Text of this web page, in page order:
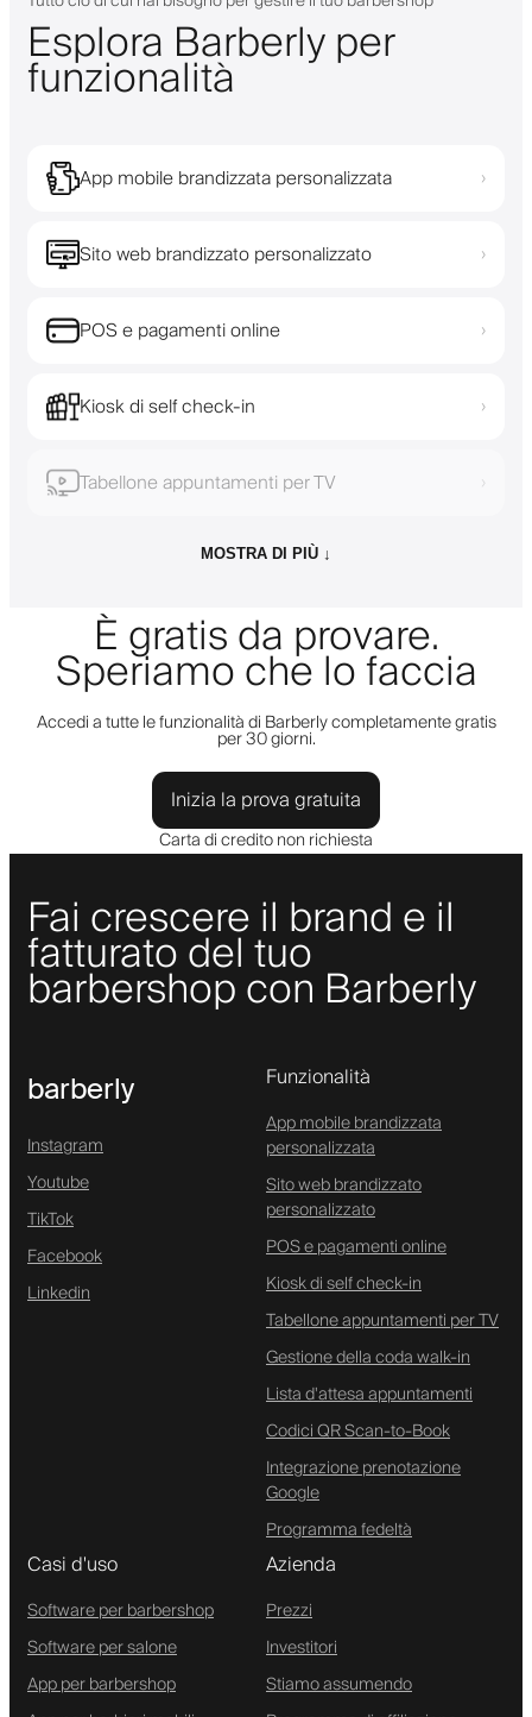
Esplora Barberly per
funzionalità
App mobile brandizzata personalizzata ›
Sito web brandizzato personalizzato ›
POS e pagamenti online ›
Kiosk di self check-in ›
Tabellone appuntamenti per TV ›
MOSTRA DI PIÙ ↓
È gratis da provare.
Speriamo che lo faccia
Accedi a tutte le funzionalità di Barberly completamente gratis
per 30 giorni.
Inizia la prova gratuita
Carta di credito non richiesta
Fai crescere il brand e il
fatturato del tuo
barbershop con Barberly
barberly
Instagram
Youtube
TikTok
Facebook
Linkedin
Funzionalità
App mobile brandizzata
personalizzata
Sito web brandizzato
personalizzato
POS e pagamenti online
Kiosk di self check-in
Tabellone appuntamenti per TV
Gestione della coda walk-in
Lista d'attesa appuntamenti
Codici QR Scan-to-Book
Integrazione prenotazione
Google
Programma fedeltà
Casi d'uso
Software per barbershop
Software per salone
App per barbershop
Azienda
Prezzi
Investitori
Stiamo assumendo